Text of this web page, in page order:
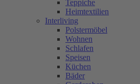
Teppiche
Heimtextilien
Interliving
Polstermöbel
Wohnen
Schlafen
Speisen
Küchen
Bäder